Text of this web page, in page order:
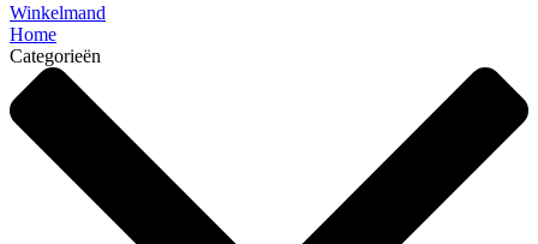
Winkelmand
Home
Categorieën